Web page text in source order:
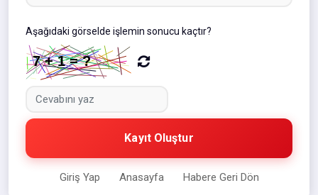
Aşağıdaki görselde işlemin sonucu kaçtır?
Kayıt Oluştur
Giriş Yap Anasayfa Habere Geri Dön